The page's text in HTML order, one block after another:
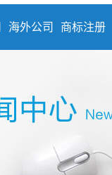
海外公司 商标注册